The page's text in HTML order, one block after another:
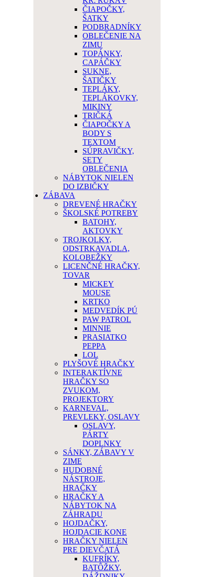
ČIAPOČKY,
ŠATKY
PODBRADNÍKY
OBLEČENIE NA
ZIMU
TOPÁNKY,
CAPÁČKY
SUKNE,
ŠATIČKY
TEPLÁKY,
TEPLÁKOVKY,
MIKINY
TRIČKÁ
ČIAPOČKY A
BODY S
TEXTOM
SÚPRAVIČKY,
SETY
OBLEČENIA
NÁBYTOK NIELEN
DO IZBIČKY
ZÁBAVA
DREVENÉ HRAČKY
ŠKOLSKÉ POTREBY
BATOHY,
AKTOVKY
TROJKOLKY,
ODSTRKAVADLA,
KOLOBEŽKY
LICENČNÉ HRAČKY,
TOVAR
MICKEY
MOUSE
KRTKO
MEDVEDÍK PÚ
PAW PATROL
MINNIE
PRASIATKO
PEPPA
LOL
PLYŠOVÉ HRAČKY
INTERAKTÍVNE
HRAČKY SO
ZVUKOM,
PROJEKTORY
KARNEVAL,
PREVLEKY, OSLAVY
OSLAVY,
PÁRTY
DOPLNKY
SÁNKY, ZÁBAVY V
ZIME
HUDOBNÉ
NÁSTROJE,
HRAČKY
HRAČKY A
NÁBYTOK NA
ZÁHRADU
HOJDAČKY,
HOJDACIE KONE
HRAČKY NIELEN
PRE DIEVČATÁ
KUFRÍKY,
BATÔŽKY,